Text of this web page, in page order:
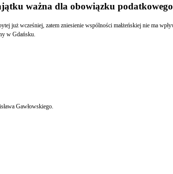
ważna dla obowiązku podatkowego
Sąd Administracyjny w Gdańsku.
Gawłowskiego.